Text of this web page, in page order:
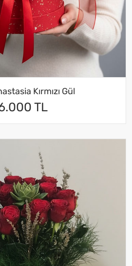
Kırmızı Gül
TL